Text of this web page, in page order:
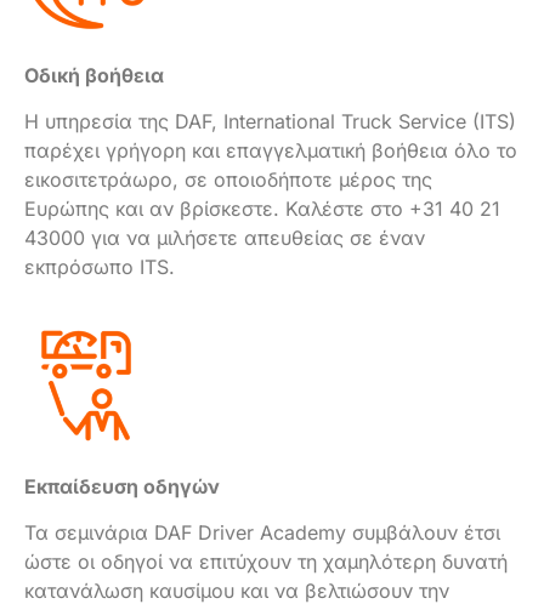
Οδική βοήθεια
Η υπηρεσία της DAF, International Truck Service (ITS)
παρέχει γρήγορη και επαγγελματική βοήθεια όλο το
εικοσιτετράωρο, σε οποιοδήποτε μέρος της
Ευρώπης και αν βρίσκεστε. Καλέστε στο +31 40 21
43000 για να μιλήσετε απευθείας σε έναν
εκπρόσωπο ITS.
Εκπαίδευση οδηγών
Τα σεμινάρια DAF Driver Academy συμβάλουν έτσι
ώστε οι οδηγοί να επιτύχουν τη χαμηλότερη δυνατή
κατανάλωση καυσίμου και να βελτιώσουν την